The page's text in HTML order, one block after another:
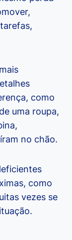
como
uma roupa,
no chão.
como
vezes se